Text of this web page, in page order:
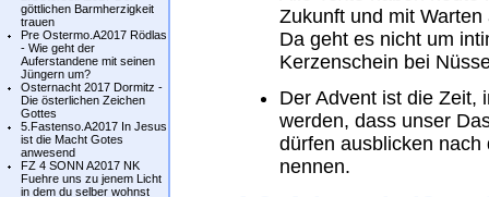
göttlichen Barmherzigkeit
trauen
Pre Ostermo.A2017 Rödlas
- Wie geht der
Auferstandene mit seinen
Jüngern um?
Osternacht 2017 Dormitz -
Die österlichen Zeichen
Gottes
5.Fastenso.A2017 In Jesus
ist die Macht Gotes
anwesend
FZ 4 SONN A2017 NK
Fuehre uns zu jenem Licht
in dem du selber wohnst
Zukunft und mit
Da geht es nicht um
Kerzenschein bei
Der Advent ist die Zeit,
werden, dass unser
dürfen ausblicken
nennen.